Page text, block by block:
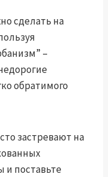
сделать на
” –
обратимого
застревают на
поставьте